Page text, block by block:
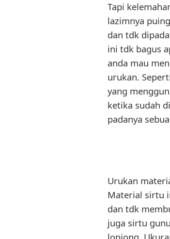
Tapi
lazimnya
dan tdk
ini tdk bagus
anda mau
urukan.
yang
ketika sudah
padanya
Urukan
Material sirtu
dan tdk
juga sirtu